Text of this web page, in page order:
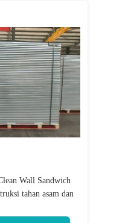
Wall Sandwich
tahan asam dan